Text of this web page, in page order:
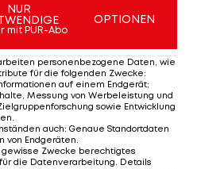
NUR
mit PUR-Abo
OPTIONEN
personenbezogene Daten, wie
für die folgenden Zwecke:
auf einem Endgerät;
Messung von Werbeleistung und
sowie Entwicklung
auch: Genaue Standortdaten
von Endgeräten
Zwecke berechtigtes
die Datenverarbeitung. Details